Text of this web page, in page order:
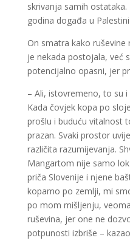
skrivanja samih
godina događa u
On smatra kako
je nekada postojala, već
potencijalno opasni, jer
– Ali, istovremeno, to su
Kada čovjek kopa po
prošlu i buduću vitalnost
prazan. Svaki prostor
različita razumijevanja.
Mangartom nije samo
priča Slovenije i njene
kopamo po zemlji, mi
po mom mišljenju,
ruševina, jer one ne
potpunosti izbriše –